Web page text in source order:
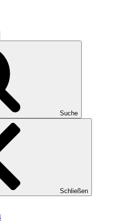
Suche
Schließen